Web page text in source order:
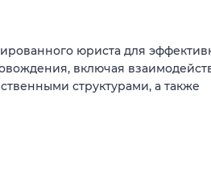
Гороскопы
юриста для
включая
структурами, а также